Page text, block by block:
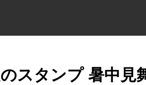
スタンプ 暑中見